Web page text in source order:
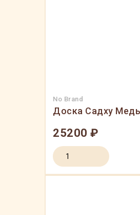
No Brand
Доска Садху
25200 ₽